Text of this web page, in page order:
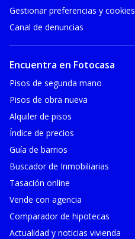
Gestionar preferencias y cookies
Canal de denuncias
Encuentra en Fotocasa
Pisos de segunda mano
Pisos de obra nueva
Alquiler de pisos
Índice de precios
Guía de barrios
Buscador de Inmobiliarias
Tasación online
Vende con agencia
Comparador de hipotecas
Actualidad y noticias vivienda